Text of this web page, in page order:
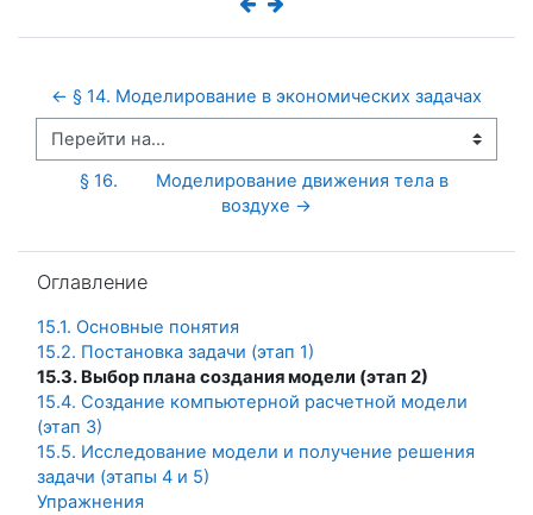
Перейти на...
§ 16.	Моделирование движения тела в
воздухе →
Оглавление
15.1. Основные понятия
15.2. Постановка задачи (этап 1)
15.3. Выбор плана создания модели (этап 2)
15.4. Создание компьютерной расчетной модели
(этап 3)
15.5. Исследование модели и получение решения
задачи (этапы 4 и 5)
Упражнения